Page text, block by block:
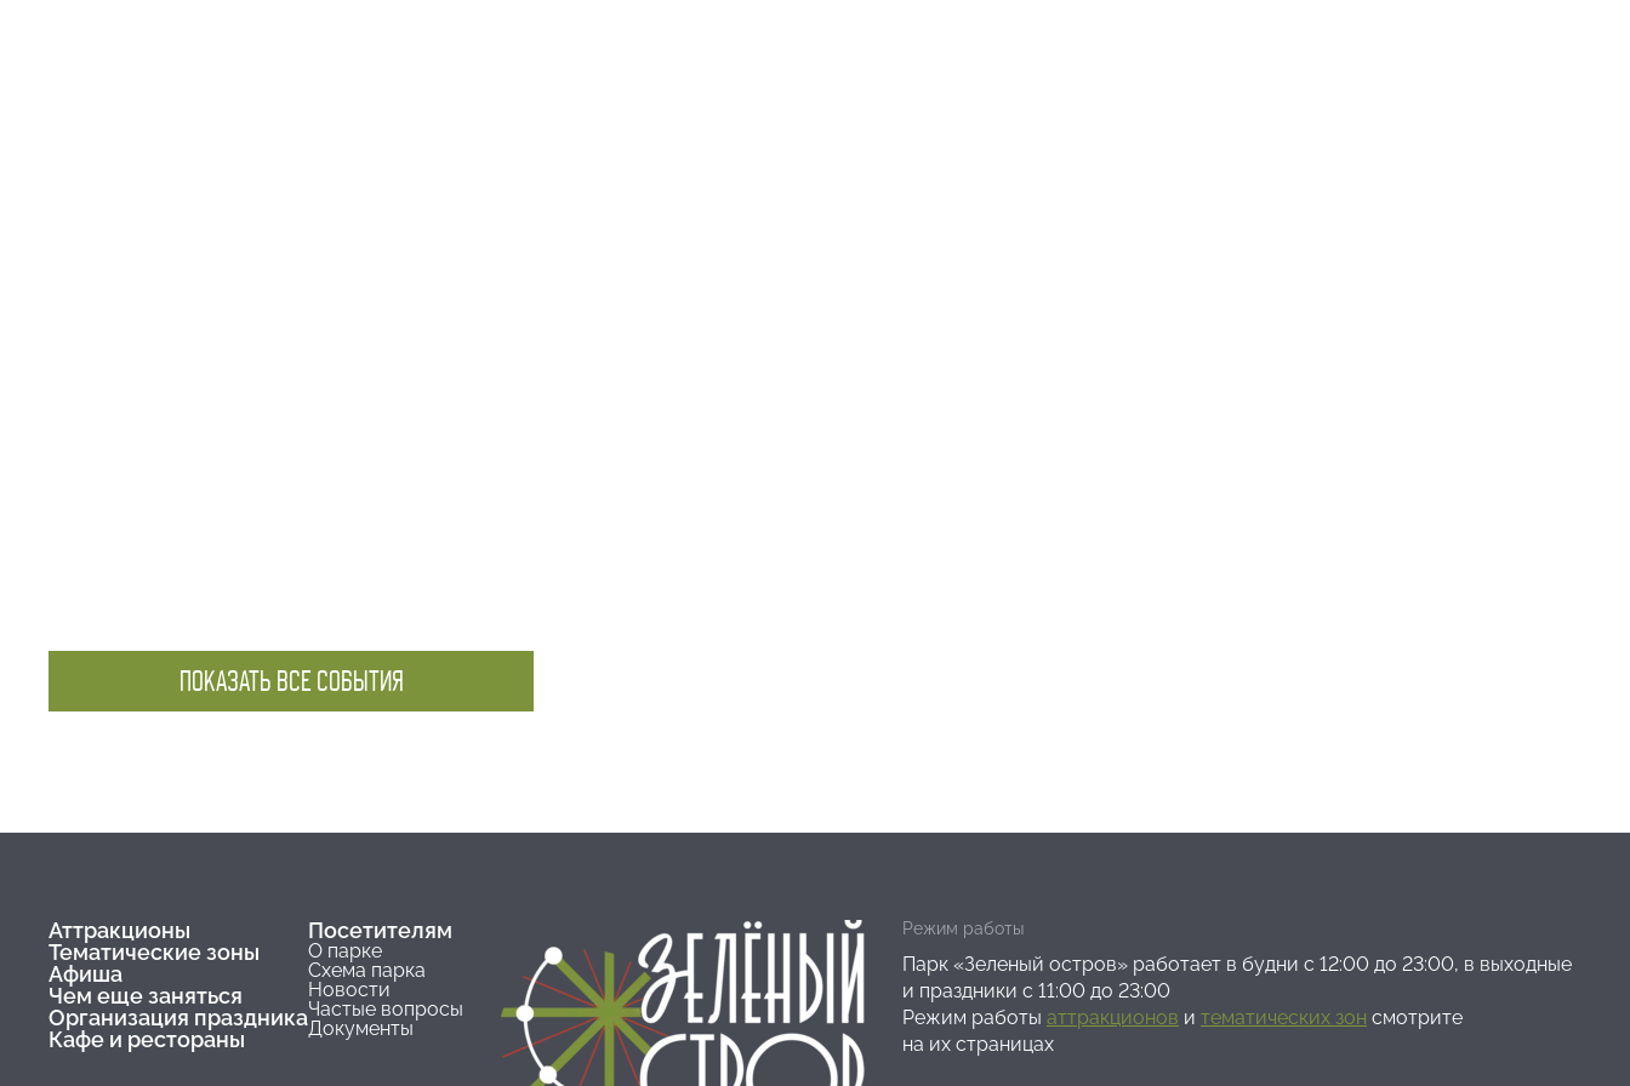
ПОКАЗАТЬ ВСЕ СОБЫТИЯ
Аттракционы
Тематические зоны
Афиша
Чем еще заняться
Организация праздника
Кафе и рестораны
Посетителям
О парке
Схема парка
Новости
Частые вопросы
Документы
Режим работы
Парк «Зеленый остров» работает в будни с 12:00 до 23:00, в выходные
и праздники с 11:00 до 23:00
Режим работы аттракционов и тематических зон смотрите
на их страницах